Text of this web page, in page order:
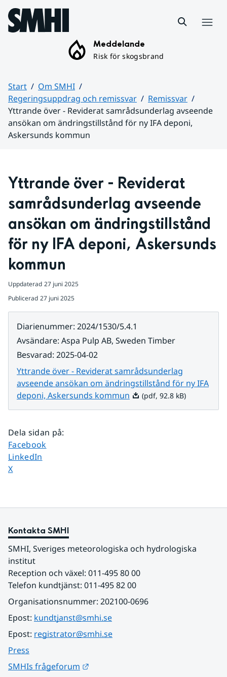
Hoppa till sidans innehåll
Meddelande
Risk för skogsbrand
Start
Om SMHI
Regeringsuppdrag och remissvar
Remissvar
Yttrande över - Reviderat samrådsunderlag avseende
ansökan om ändringstillstånd för ny IFA deponi,
Askersunds kommun
Yttrande över - Reviderat
samrådsunderlag avseende
ansökan om ändringstillstånd
för ny IFA deponi, Askersunds
kommun
Uppdaterad 27 juni 2025
Publicerad 27 juni 2025
Diarienummer: 2024/1530/5.4.1
Avsändare: Aspa Pulp AB, Sweden Timber
Besvarad: 2025-04-02
Yttrande över - Reviderat samrådsunderlag
avseende ansökan om ändringstillstånd för ny IFA
deponi, Askersunds kommun Pdf, 92.8 kB.
(pdf, 92.8 kB)
Dela sidan på:
Dela sidan på
Facebook
Dela sidan på
LinkedIn
Dela sidan på
X
Kontakta SMHI
SMHI, Sveriges meteorologiska och hydrologiska
institut
Reception och växel: 011-495 80 00
Telefon kundtjänst: 011-495 82 00
Organisationsnummer: 202100-0696
Epost: kundtjanst@smhi.se
Epost: registrator@smhi.se
Press
SMHIs frågeforum